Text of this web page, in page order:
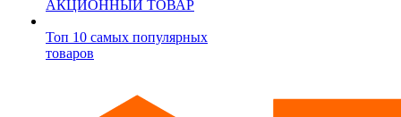
АКЦИОННЫЙ ТОВАР
Топ 10 самых популярных
товаров